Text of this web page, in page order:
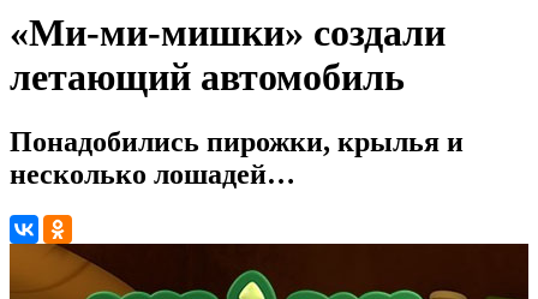
«Ми-ми-мишки» создали
летающий автомобиль
Понадобились пирожки, крылья и
несколько лошадей…